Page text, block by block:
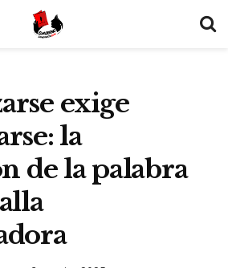
exige
la
de la palabra